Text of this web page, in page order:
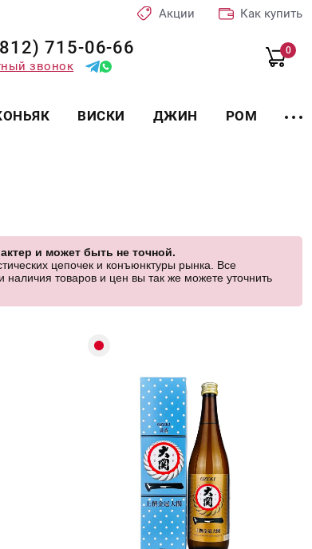
Акции Как купить
715-06-66
звонок
0
ВИСКИ ДЖИН РОМ
и может быть не точной.
цепочек и конъюнктуры рынка. Все
товаров и цен вы так же можете уточнить